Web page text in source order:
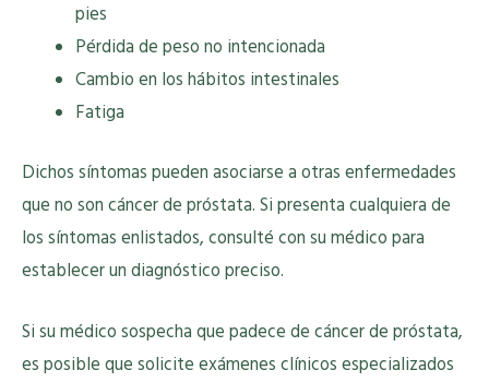
pies
Pérdida de peso no intencionada
Cambio en los hábitos intestinales
Fatiga
Dichos síntomas pueden asociarse a otras enfermedades
que no son cáncer de próstata. Si presenta cualquiera de
los síntomas enlistados, consulté con su médico para
establecer un diagnóstico preciso.
Si su médico sospecha que padece de cáncer de próstata,
es posible que solicite exámenes clínicos especializados